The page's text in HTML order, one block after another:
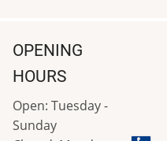
OPENING
HOURS
Open: Tuesday -
Sunday